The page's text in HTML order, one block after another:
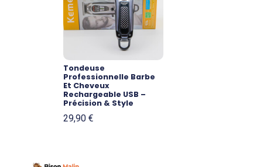
Tondeuse
Professionnelle Barbe
Et Cheveux
Rechargeable USB –
Précision & Style
29,90 €